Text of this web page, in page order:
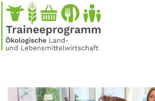
Direkt
zum
Inhalt